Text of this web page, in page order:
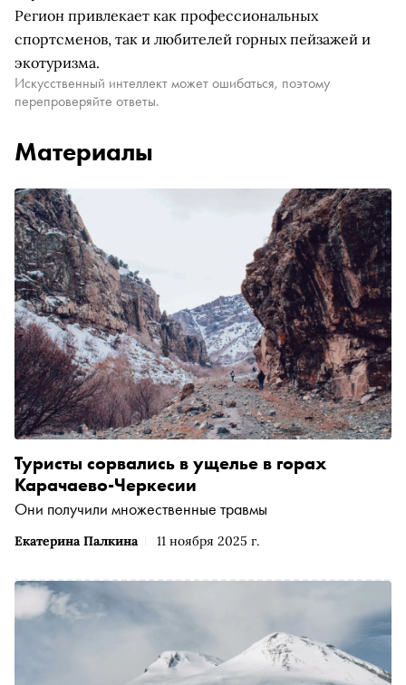
Регион привлекает как профессиональных
спортсменов, так и любителей горных пейзажей и
экотуризма.
Искусственный интеллект может ошибаться, поэтому
перепроверяйте ответы.
Материалы
Екатерина Палкина 11 ноября 2025 г.
Туристы сорвались в ущелье в горах
Карачаево-Черкесии
Они получили множественные травмы